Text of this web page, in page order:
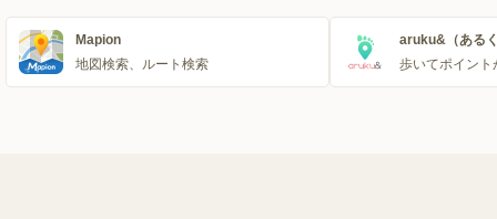
Mapion
地図検索、ルート検索
aruku&（ある
歩いてポイント